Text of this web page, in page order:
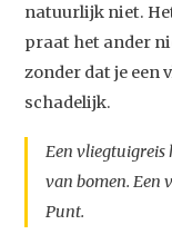
natuurlijk niet.
praat het ander
zonder dat je een
schadelijk.
Een vliegtuigreis
van bomen. Een
Punt.